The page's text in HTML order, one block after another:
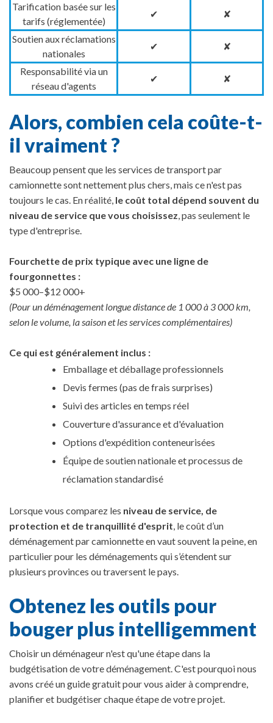
Tarification basée sur les
tarifs (réglementée)
✔ ✘
Soutien aux réclamations
nationales
✔ ✘
Responsabilité via un
réseau d'agents
✔ ✘
Alors, combien cela coûte-t-
il vraiment ?
Beaucoup pensent que les services de transport par
camionnette sont nettement plus chers, mais ce n'est pas
toujours le cas. En réalité, le coût total dépend souvent du
niveau de service que vous choisissez, pas seulement le
type d'entreprise.
Fourchette de prix typique avec une ligne de
fourgonnettes :
$5 000–$12 000+
(Pour un déménagement longue distance de 1 000 à 3 000 km,
selon le volume, la saison et les services complémentaires)
Ce qui est généralement inclus :
Emballage et déballage professionnels
Devis fermes (pas de frais surprises)
Suivi des articles en temps réel
Couverture d'assurance et d'évaluation
Options d'expédition conteneurisées
Équipe de soutien nationale et processus de
réclamation standardisé
Lorsque vous comparez les niveau de service, de
protection et de tranquillité d'esprit, le coût d’un
déménagement par camionnette en vaut souvent la peine, en
particulier pour les déménagements qui s’étendent sur
plusieurs provinces ou traversent le pays.
Obtenez les outils pour
bouger plus intelligemment
Choisir un déménageur n'est qu'une étape dans la
budgétisation de votre déménagement. C'est pourquoi nous
avons créé un guide gratuit pour vous aider à comprendre,
planifier et budgétiser chaque étape de votre projet.